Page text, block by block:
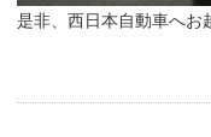
是非、西日本自動車へお